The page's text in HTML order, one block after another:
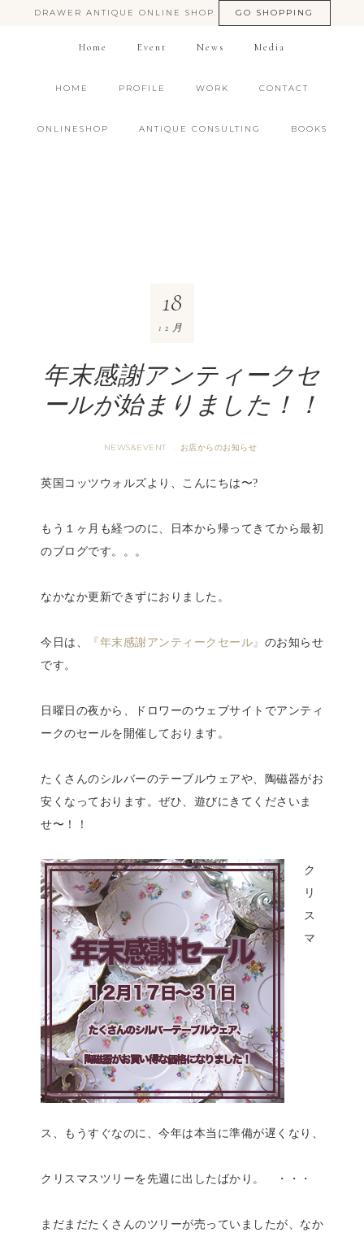
DRAWER ANTIQUE ONLINE SHOP GO SHOPPING
Home Event News Media
HOME PROFILE WORK CONTACT
ONLINESHOP ANTIQUE CONSULTING BOOKS
年末感謝アンティークセ
ールが始まりました！！
NEWS&EVENT · お店からのお知らせ
18
12月
英国コッツウォルズより、こんにちは〜?
もう１ヶ月も経つのに、日本から帰ってきてから最初
のブログです。。。
なかなか更新できずにおりました。
今日は、 『年末感謝アンティークセール』 のお知らせ
です。
日曜日の夜から、ドロワーのウェブサイトでアンティ
ークのセールを開催しております。
たくさんのシルバーのテーブルウェアや、陶磁器がお
安くなっております。ぜひ、遊びにきてくださいま
せ〜！！
ク
リ
ス
マ
ス、もうすぐなのに、今年は本当に準備が遅くなり、
クリスマスツリーを先週に出したばかり。 ・・・
まだまだたくさんのツリーが売っていましたが、なか